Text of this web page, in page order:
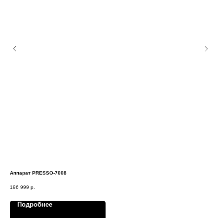
Аппарат PRESSO-7008
196 999 р.
Подробнее